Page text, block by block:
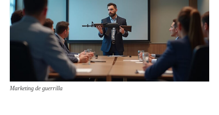
Marketing de guerrilla